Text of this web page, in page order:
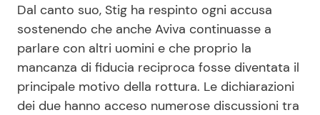
Dal canto suo, Stig ha respinto ogni accusa
sostenendo che anche Aviva continuasse a
parlare con altri uomini e che proprio la
mancanza di fiducia reciproca fosse diventata il
principale motivo della rottura. Le dichiarazioni
dei due hanno acceso numerose discussioni tra